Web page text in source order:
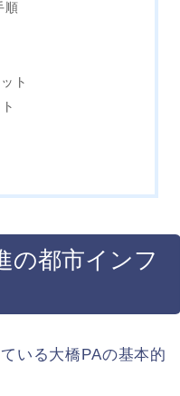
順
ト
の都市インフ
いる大橋PAの基本的